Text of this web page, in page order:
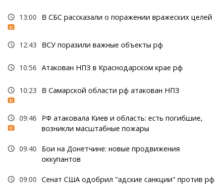
13:00 В СБС рассказали о поражении вражеских целей
12:43 ВСУ поразили важные объекты рф
10:56 Атакован НПЗ в Краснодарском крае рф
10:23 В Самарской области рф атакован НПЗ
09:46
РФ атаковала Киев и область: есть погибшие,
возникли масштабные пожары
09:40
Бои на Донетчине: новые продвижения
оккупантов
09:00 Сенат США одобрил "адские санкции" против рф